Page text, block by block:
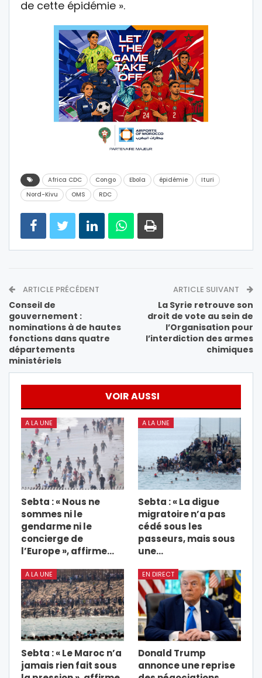
de cette épidémie ».
Africa CDC Congo Ebola épidémie
Ituri
Nord-Kivu
OMS RDC
ARTICLE PRÉCÉDENT
Conseil de
gouvernement :
nominations à de hautes
fonctions dans quatre
départements
ministériels
ARTICLE SUIVANT
La Syrie retrouve son
droit de vote au sein de
l’Organisation pour
l’interdiction des armes
chimiques
VOIR AUSSI
A LA UNE
Sebta : « Nous ne
sommes ni le
gendarme ni le
concierge de
l’Europe », affirme…
A LA UNE
Sebta : « La digue
migratoire n’a pas
cédé sous les
passeurs, mais sous
une…
A LA UNE
Sebta : « Le Maroc n’a
jamais rien fait sous
EN DIRECT
Donald Trump
annonce une reprise